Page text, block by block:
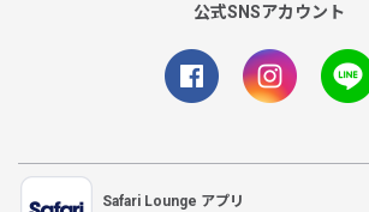
公式SNSアカウント
Safari Lounge アプリ